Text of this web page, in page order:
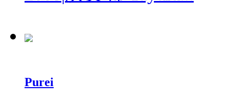
Purei